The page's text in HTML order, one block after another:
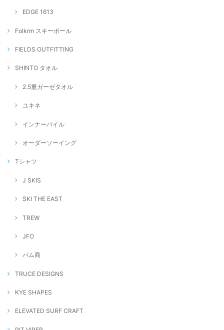
EDGE 1613
Folkrm スキーポール
FIELDS OUTFITTING
SHINTO タオル
2.5重ガーゼタオル
ユキネ
インナーパイル
オーダーソーイング
Tシャツ
J SKIS
SKI THE EAST
TREW
JFO
バム商
TRUCE DESIGNS
KYE SHAPES
ELEVATED SURF CRAFT